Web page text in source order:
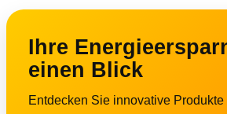
Ihre
einen Blick
Entdecken Sie innovative Produkte